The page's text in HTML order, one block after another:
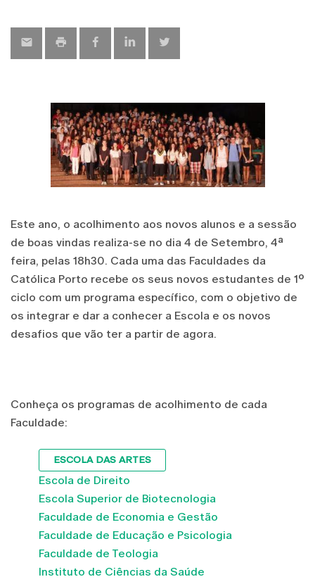
Este ano, o acolhimento aos novos alunos e a sessão
de boas vindas realiza-se no dia 4 de Setembro, 4ª
feira, pelas 18h30. Cada uma das Faculdades da
Católica Porto recebe os seus novos estudantes de 1º
ciclo com um programa específico, com o objetivo de
os integrar e dar a conhecer a Escola e os novos
desafios que vão ter a partir de agora.
Conheça os programas de acolhimento de cada
Faculdade:
ESCOLA DAS ARTES
Escola de Direito
Escola Superior de Biotecnologia
Faculdade de Economia e Gestão
Faculdade de Educação e Psicologia
Faculdade de Teologia
Instituto de Ciências da Saúde